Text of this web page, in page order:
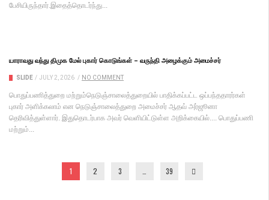
பேசியிருந்தார்.இதைத்தொடர்ந்து...
யாராவது வந்து திமுக மேல் புகார் கொடுங்கள் – வருந்தி அழைக்கும் அமைச்சர்
SLIDE / JULY 2, 2026 / NO COMMENT
பொதுப்பணித்துறை மற்றும்நெடுஞ்சாலைத்துறையில் பாதிக்கப்பட்ட ஒப்பந்ததாரர்கள்
புகார் அளிக்கலாம் என நெடுஞ்சாலைத்துறை அமைச்சர் ஆதவ் அர்ஜூனா
தெரிவித்துள்ளார். இதுதொடர்பாக அவர் வெளியிட்டுள்ள அறிக்கையில்.... பொதுப்பணி
மற்றும்...
1 2 3 39